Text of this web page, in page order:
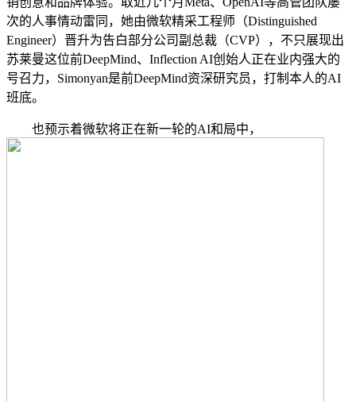
次的人事情动雷同，她由微软精采工程师（Distinguished
Engineer）晋升为告白部分公司副总裁（CVP），不只展现出
苏莱曼这位前DeepMind、Inflection AI创始人正在业内强大的
号召力，Simonyan是前DeepMind资深研究员，打制本人的AI
班底。
也预示着微软将正在新一轮的AI和局中，